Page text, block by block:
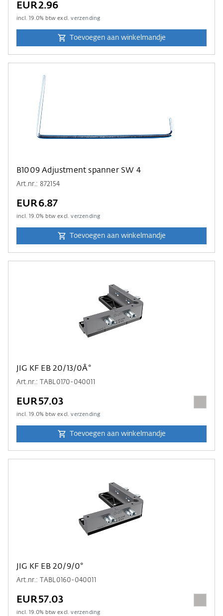
EUR2.96
incl.19.0% btw excl.verzending
Toevoegen aan winkelmandje
B1009 Adjustment spanner SW 4
Art.nr.: 872154
EUR6.87
incl.19.0% btw excl.verzending
Toevoegen aan winkelmandje
JIG KF EB 20/13/0Â°
Art.nr.: TABL0170-040011
EUR57.03
incl.19.0% btw excl.verzending
Toevoegen aan winkelmandje
JIG KF EB 20/9/0°
Art.nr.: TABL0160-040011
EUR57.03
incl.19.0% btw excl.verzending